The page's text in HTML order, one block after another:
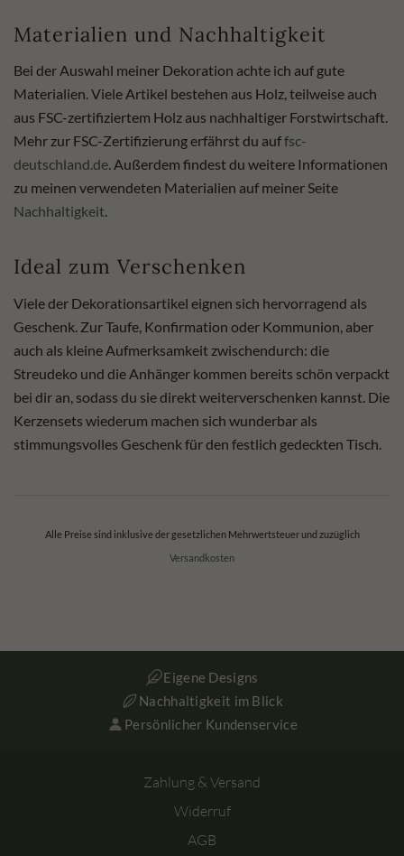
Materialien und Nachhaltigkeit
Bei der Auswahl meiner Dekoration achte ich auf gute
Materialien. Viele Artikel bestehen aus Holz, teilweise auch
aus FSC-zertifiziertem Holz aus nachhaltiger Forstwirtschaft.
Mehr zur FSC-Zertifizierung erfährst du auffsc-
deutschland.de. Außerdem findest du weitere Informationen
zu meinen verwendeten Materialien auf meiner Seite
Nachhaltigkeit.
Ideal zum Verschenken
Viele der Dekorationsartikel eignen sich hervorragend als
Geschenk. Zur Taufe, Konfirmation oder Kommunion, aber
auch als kleine Aufmerksamkeit zwischendurch: die
Streudeko und die Anhänger kommen bereits schön verpackt
bei dir an, sodass du sie direkt weiterverschenken kannst. Die
Kerzensets wiederum machen sich wunderbar als
stimmungsvolles Geschenk für den festlich gedeckten Tisch.
Alle Preise sind inklusive der gesetzlichen Mehrwertsteuer und zuzüglich
Versandkosten
Eigene Designs
Nachhaltigkeit im Blick
Persönlicher Kundenservice
Zahlung & Versand
Widerruf
AGB